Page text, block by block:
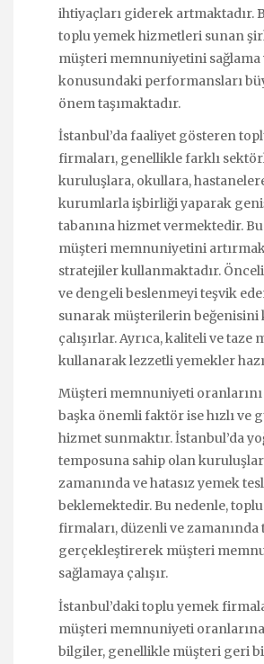
ihtiyaçları giderek artmaktadır.
toplu yemek hizmetleri sunan
müşteri memnuniyetini
konusundaki performansları
önem taşımaktadır.
İstanbul’da faaliyet gösteren
firmaları, genellikle farklı
kuruluşlara, okullara,
kurumlarla işbirliği yaparak
tabanına hizmet vermektedir.
müşteri memnuniyetini
stratejiler kullanmaktadır.
ve dengeli beslenmeyi teşvik
sunarak müşterilerin beğenisini
çalışırlar. Ayrıca, kaliteli ve taze
kullanarak lezzetli yemekler
Müşteri memnuniyeti
başka önemli faktör ise hızlı ve
hizmet sunmaktır. İstanbul’da
temposuna sahip olan
zamanında ve hatasız yemek
beklemektedir. Bu nedenle,
firmaları, düzenli ve
gerçekleştirerek müşteri
sağlamaya çalışır.
İstanbul’daki toplu yemek
müşteri memnuniyeti
bilgiler, genellikle müşteri geri